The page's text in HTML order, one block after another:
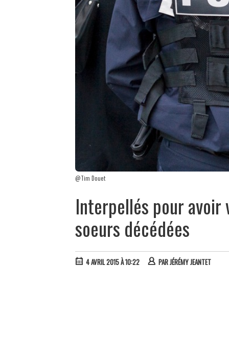
@Tim Douet
Interpellés pour avoir
soeurs décédées
4 AVRIL 2015 À 10:22 PARJÉRÉMY JEANTET